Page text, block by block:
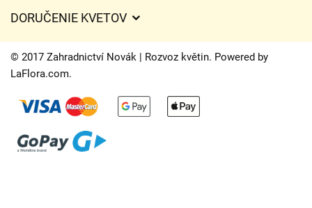
Časy doručenia kvetov – prehľad možností
DORUČENIE KVETOV
Poplatky za doručenie
Kam doručujeme kvety
Kontaktujte nás
© 2017 Zahradnictví Novák | Rozvoz květin. Powered by
LaFlora.com.